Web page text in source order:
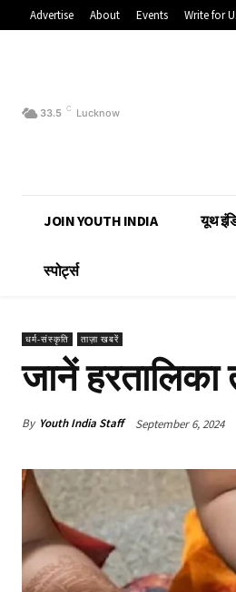
Advertise About Events Write for
33.5 C Lucknow
JOIN YOUTH INDIA यूथ
स्पोर्ट्स
धर्म-संस्कृति ताज़ा खबरें
जानें हरतालिका
By Youth India Staff September 6, 2024